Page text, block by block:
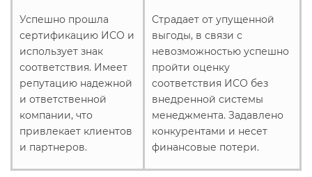
Успешно прошла
сертификацию ИСО и
использует знак
соответствия. Имеет
репутацию надежной
и ответственной
компании, что
привлекает клиентов
и партнеров.
Страдает от упущенной
выгоды, в связи с
невозможностью успешно
пройти оценку
соответствия ИСО без
внедренной системы
менеджмента. Задавлено
конкурентами и несет
финансовые потери.